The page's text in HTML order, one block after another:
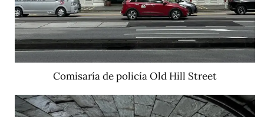
Comisaría de policía Old Hill Street